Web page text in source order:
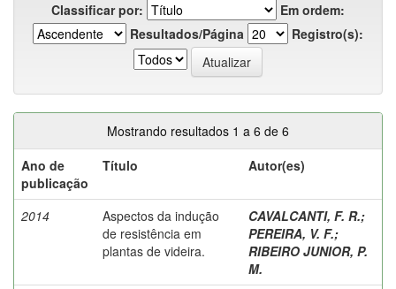
Classificar por:
Em ordem:
Resultados/Página
Registro(s):
Mostrando resultados 1 a 6 de 6
Ano de
publicação
Título Autor(es)
2014
Aspectos da indução
de resistência em
plantas de videira.
CAVALCANTI, F. R.;
PEREIRA, V. F.;
RIBEIRO JUNIOR, P.
M.